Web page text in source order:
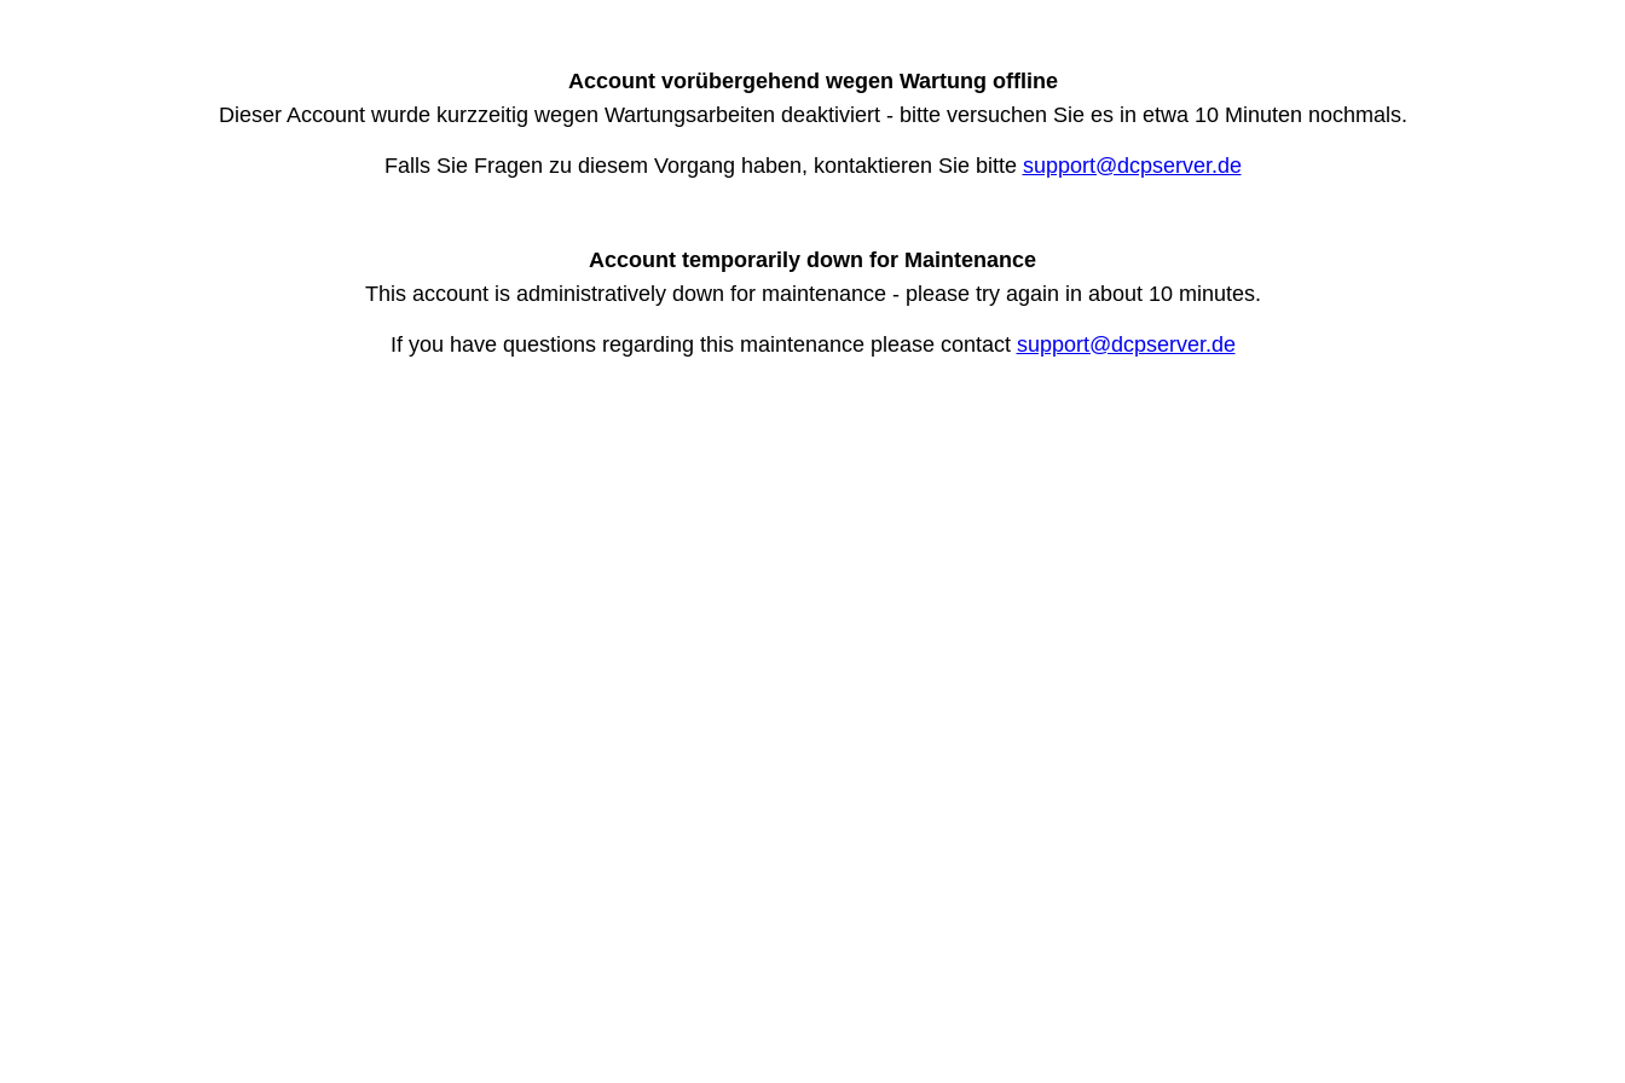
Account vorübergehend wegen Wartung offline
Dieser Account wurde kurzzeitig wegen Wartungsarbeiten deaktiviert - bitte versuchen Sie es in etwa 10 Minuten nochmals.
Falls Sie Fragen zu diesem Vorgang haben, kontaktieren Sie bitte support@dcpserver.de
Account temporarily down for Maintenance
This account is administratively down for maintenance - please try again in about 10 minutes.
If you have questions regarding this maintenance please contact support@dcpserver.de